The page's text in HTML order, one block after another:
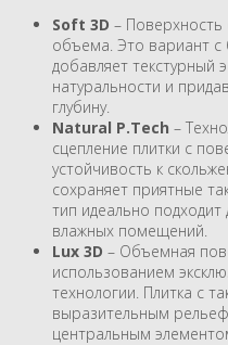
Soft 3D – Поверхность
объема. Это вариант
добавляет текстурный
натуральности и
глубину.
Natural P.Tech –
сцепление плитки с
устойчивость к
сохраняет приятные
тип идеально
влажных помещений.
Lux 3D – Объемная
использованием
технологии. Плитка с
выразительным
центральным